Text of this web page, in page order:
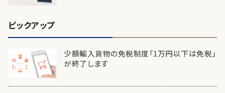
ピックアップ
少額輸入貨物の免税制度「1万円以下は免税」
が終了します